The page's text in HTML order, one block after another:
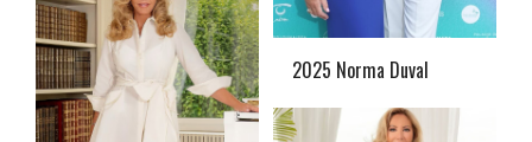
2025 Norma Duval